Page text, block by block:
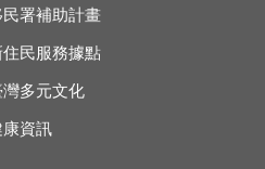
民署補助計畫
住民服務據點
灣多元文化
康資訊